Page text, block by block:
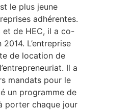
le plus jeune
adhérentes.
et de HEC, il a co-
L’entreprise
de location de
Il a
mandats pour le
un programme de
porter chaque jour